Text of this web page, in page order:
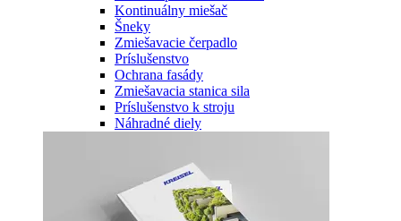
Kontinuálny miešač
Šneky
Zmiešavacie čerpadlo
Príslušenstvo
Ochrana fasády
Zmiešavacia stanica sila
Príslušenstvo k stroju
Náhradné diely